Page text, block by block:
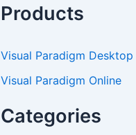
Products
Visual Paradigm Desktop
Visual Paradigm Online
Categories